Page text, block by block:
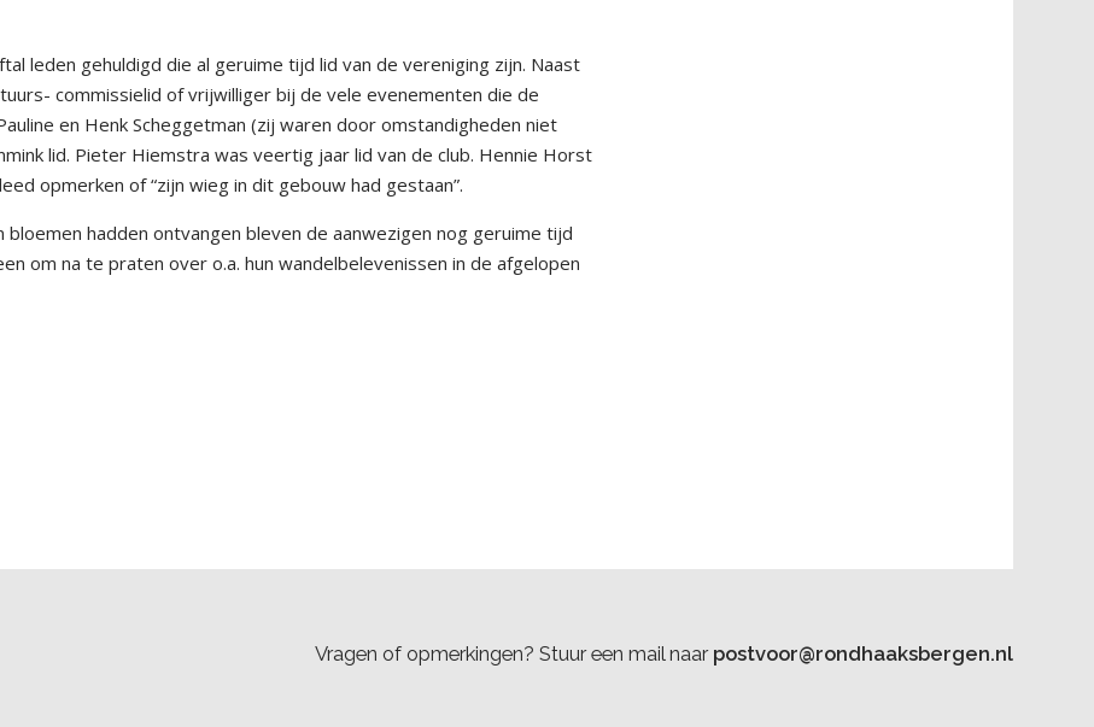
leden gehuldigd die al geruime tijd lid van de vereniging zijn. Naast
commissielid of vrijwilliger bij de vele evenementen die de
en Henk Scheggetman (zij waren door omstandigheden niet
lid. Pieter Hiemstra was veertig jaar lid van de club. Hennie Horst
opmerken of “zijn wieg in dit gebouw had gestaan”.
hadden ontvangen bleven de aanwezigen nog geruime tijd
om na te praten over o.a. hun wandelbelevenissen in de afgelopen
Vragen of opmerkingen? Stuur een mail naar postvoor@rondhaaksbergen.nl